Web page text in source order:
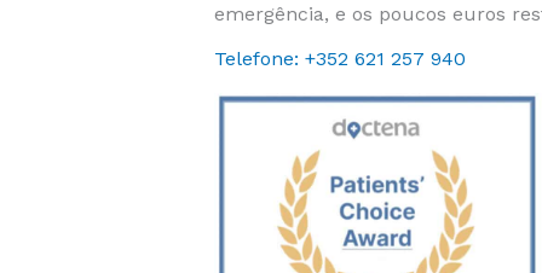
emergência, e os poucos euros
Telefone: +352 621 257 940